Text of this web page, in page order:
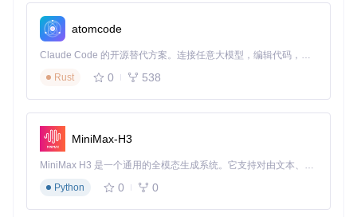
结构旋转：调整PDF页面属性，确保文档逻辑结构正确
这种分离处理确保了视觉呈现与文档结构的双重正确性，避免
整文档处理过程，文档处理状态与进度清晰可见
场景实践：参数背后的技术陷阱（专家）
atomcode
Claude Code 的开源替代方案。连接任意大模型，编辑代码，运行命令，自动验证 — 全自动执行。用 Rust 构建，极致性能。 ｜ An open-source alternative to Claude Code. Connect any LLM, edit code, run commands, and verify changes — autonomously. Built in Rust for speed. Get Started
Rust
0 538
MiniMax-H3
MiniMax H3 是一个通用的全模态生成系统。它支持对由文本、图像、视频和音频组成的多模态上下文进行统一理解，并能生成分辨率高达 2K、时长可达 15 秒的带原生立体声音频的视频。得益于面向任务泛化的系统设计，H3 在预训练阶段就已具备广泛的多模态上下文理解与生成能力，能够出色地执行复杂的多模态指令。
Python
0 0